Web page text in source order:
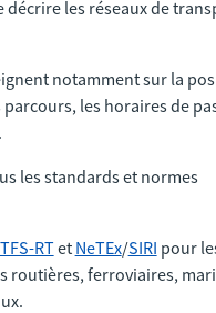
décrire les réseaux de
notamment sur la
les horaires de
les standards et normes
RTet NeTEx/SIRI pour
routières, ferroviaires,